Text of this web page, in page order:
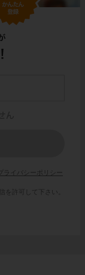
ライバシーポリシー
を許可して下さい。